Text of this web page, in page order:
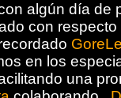
algún día de
con
en los
una